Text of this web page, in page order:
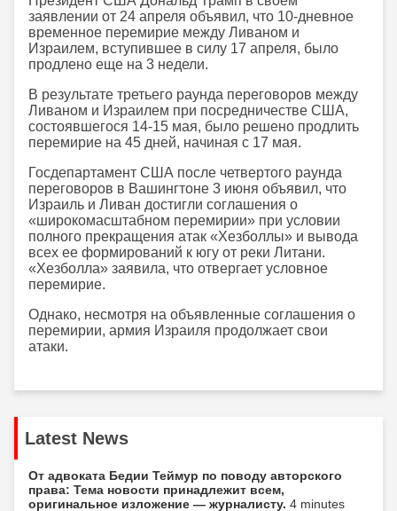
заявлении от 24 апреля объявил, что 10-дневное
временное перемирие между Ливаном и
Израилем, вступившее в силу 17 апреля, было
продлено еще на 3 недели.
В результате третьего раунда переговоров между
Ливаном и Израилем при посредничестве США,
состоявшегося 14-15 мая, было решено продлить
перемирие на 45 дней, начиная с 17 мая.
Госдепартамент США после четвертого раунда
переговоров в Вашингтоне 3 июня объявил, что
Израиль и Ливан достигли соглашения о
«широкомасштабном перемирии» при условии
полного прекращения атак «Хезболлы» и вывода
всех ее формирований к югу от реки Литани.
«Хезболла» заявила, что отвергает условное
перемирие.
Однако, несмотря на объявленные соглашения о
перемирии, армия Израиля продолжает свои
атаки.
Latest News
От адвоката Бедии Теймур по поводу авторского
права: Тема новости принадлежит всем,
оригинальное изложение — журналисту. 4 minutes